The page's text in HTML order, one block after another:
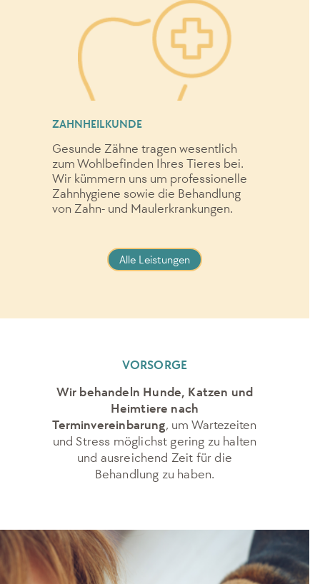
ZAHNHEILKUNDE
Gesunde Zähne tragen wesentlich
zum Wohlbefinden Ihres Tieres bei.
Wir kümmern uns um professionelle
Zahnhygiene sowie die Behandlung
von Zahn- und Maulerkrankungen.
Alle Leistungen
VORSORGE
Wir behandeln Hunde, Katzen und
Heimtiere nach
Terminvereinbarung, um Wartezeiten
und Stress möglichst gering zu halten
und ausreichend Zeit für die
Behandlung zu haben.